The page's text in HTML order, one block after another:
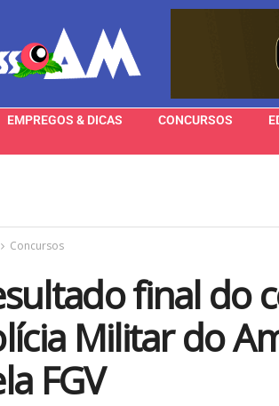
EMPREGOS & DICAS CONCURSOS
Concursos
final do
Militar do
FGV